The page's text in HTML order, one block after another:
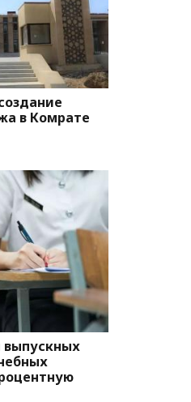
в Комрате
выпускных